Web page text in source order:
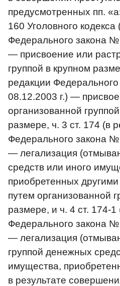
предусмотренных пп.
160 Уголовного кодекса
Федерального закона №
— присвоение или
группой в крупном
редакции
08.12.2003 г.) —
организованной
размере, ч. 3 ст. 174 (в
Федерального закона №
— легализация
средств или иного
приобретенных
путем организованной
размере, и ч. 4 ст. 174-1
Федерального закона №
— легализация
группой денежных
имущества,
в результате